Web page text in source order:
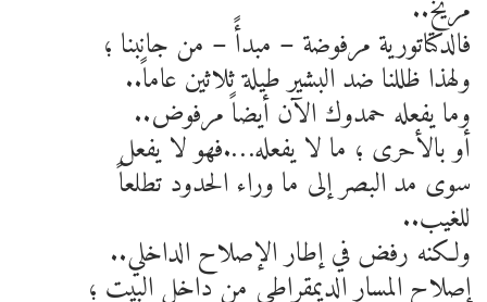
مريخ..
فالدكتاتورية مرفوضة – مبدأً – من جانبنا ؛
ولهذا ظللنا ضد البشير طيلة ثلاثين عاماً..
وما يفعله حمدوك الآن أيضاً مرفوض..
أو بالأحرى ؛ ما لا يفعله….فهو لا يفعل
سوى مد البصر إلى ما وراء الحدود تطلعاً
للغيب..
ولكنه رفض في إطار الإصلاح الداخلي..
إصلاح المسار الديمقراطي من داخل البيت ؛